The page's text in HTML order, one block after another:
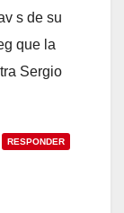
s de su
que la
Sergio
RESPONDER